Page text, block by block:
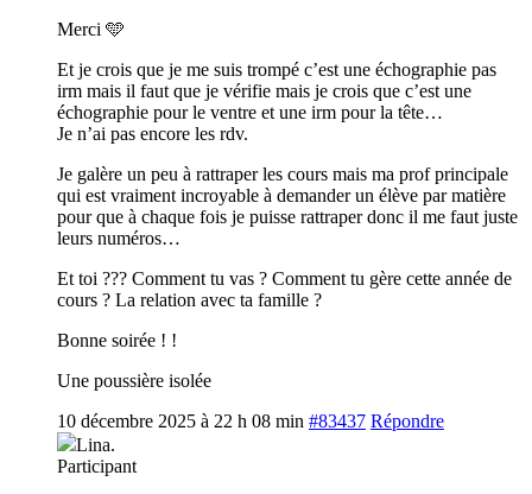
Merci 🩵
Et je crois que je me suis trompé c’est une échographie pas
irm mais il faut que je vérifie mais je crois que c’est une
échographie pour le ventre et une irm pour la tête…
Je n’ai pas encore les rdv.
Je galère un peu à rattraper les cours mais ma prof principale
qui est vraiment incroyable à demander un élève par matière
pour que à chaque fois je puisse rattraper donc il me faut juste
leurs numéros…
Et toi ??? Comment tu vas ? Comment tu gère cette année de
cours ? La relation avec ta famille ?
Bonne soirée ! !
Une poussière isolée
10 décembre 2025 à 22 h 08 min #83437 Répondre
Lina.
Participant